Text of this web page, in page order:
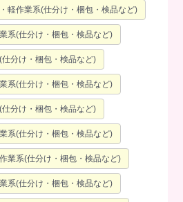
軽作業系(仕分け・梱包・検品など)
系(仕分け・梱包・検品など)
分け・梱包・検品など)
系(仕分け・梱包・検品など)
分け・梱包・検品など)
系(仕分け・梱包・検品など)
業系(仕分け・梱包・検品など)
系(仕分け・梱包・検品など)